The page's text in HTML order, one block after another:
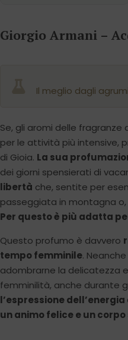
Giorgio Armani –
Il meglio dagli agrumi
Se, gli aromi delle fragranze
per le attività più intensive,
di Gioia. La sua
dei giorni spensierati di
libertà che, sentite per
passeggiata in montagna
Per questo è più adatta
Questo profumo è davvero
tempo femminile.
adombrarne la delicatezza
femminilità, anche durante
l’espressione
un animo felice e un corpo